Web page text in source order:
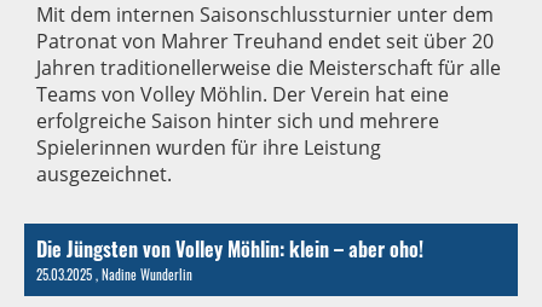
Mit dem internen Saisonschlussturnier unter dem
Patronat von Mahrer Treuhand endet seit über 20
Jahren traditionellerweise die Meisterschaft für alle
Teams von Volley Möhlin. Der Verein hat eine
erfolgreiche Saison hinter sich und mehrere
Spielerinnen wurden für ihre Leistung
ausgezeichnet.
Die Jüngsten von Volley Möhlin: klein – aber oho!
25.03.2025, Nadine Wunderlin